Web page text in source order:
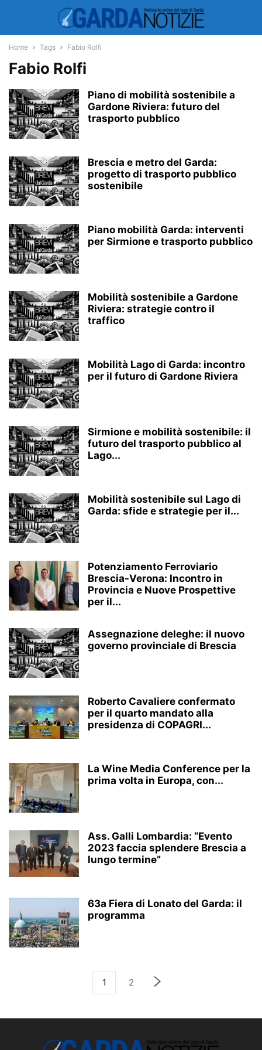
Home Tags Fabio Rolfi
Fabio Rolfi
Piano di mobilità sostenibile a
Gardone Riviera: futuro del
trasporto pubblico
Brescia e metro del Garda:
progetto di trasporto pubblico
sostenibile
Piano mobilità Garda: interventi
per Sirmione e trasporto pubblico
Mobilità sostenibile a Gardone
Riviera: strategie contro il
traffico
Mobilità Lago di Garda: incontro
per il futuro di Gardone Riviera
Sirmione e mobilità sostenibile: il
futuro del trasporto pubblico al
Lago...
Mobilità sostenibile sul Lago di
Garda: sfide e strategie per il...
Potenziamento Ferroviario
Brescia-Verona: Incontro in
Provincia e Nuove Prospettive
per il...
Assegnazione deleghe: il nuovo
governo provinciale di Brescia
Roberto Cavaliere confermato
per il quarto mandato alla
presidenza di COPAGRI...
La Wine Media Conference per la
prima volta in Europa, con...
Ass. Galli Lombardia: “Evento
2023 faccia splendere Brescia a
lungo termine”
63a Fiera di Lonato del Garda: il
programma
1 2